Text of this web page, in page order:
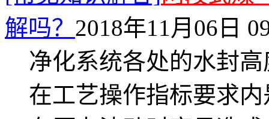
解吗？ 2018年11月06日
净化系统各处的水封
在工艺操作指标要求